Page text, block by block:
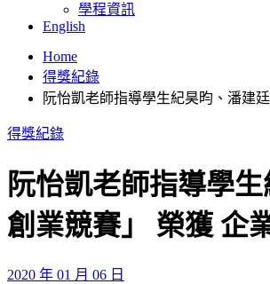
學程資訊
English
Home
得獎紀錄
阮怡凱老師指導學生紀昊昀、潘建
得獎紀錄
阮怡凱老師指導學
創業競賽」 榮獲 企
2020 年 01 月 06 日